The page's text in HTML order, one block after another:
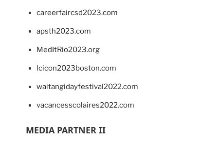
careerfaircsd2023.com
apsth2023.com
MedItRio2023.org
lcicon2023boston.com
waitangidayfestival2022.com
vacancesscolaires2022.com
MEDIA PARTNER II